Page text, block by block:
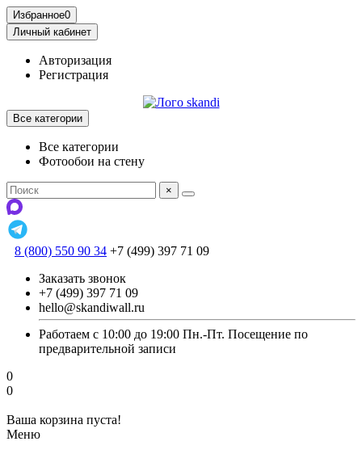
Избранное0
Личный кабинет
Авторизация
Регистрация
Все категории
Все категории
Фотообои на стену
×
8 (800) 550 90 34 +7 (499) 397 71 09
Заказать звонок
+7 (499) 397 71 09
hello@skandiwall.ru
Работаем с 10:00 до 19:00 Пн.-Пт. Посещение по
предварительной записи
0
0
Ваша корзина пуста!
Меню